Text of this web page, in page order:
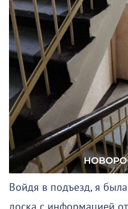
Войдя в подъезд, я